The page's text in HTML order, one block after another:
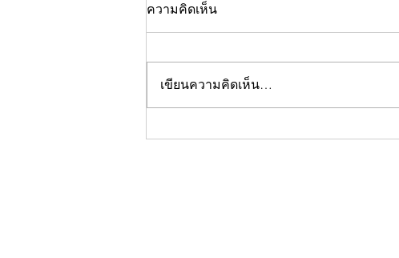
คอลัมน์"จับชีพจรวงการ
ความคิดเห็น
เขียนความคิดเห็น…